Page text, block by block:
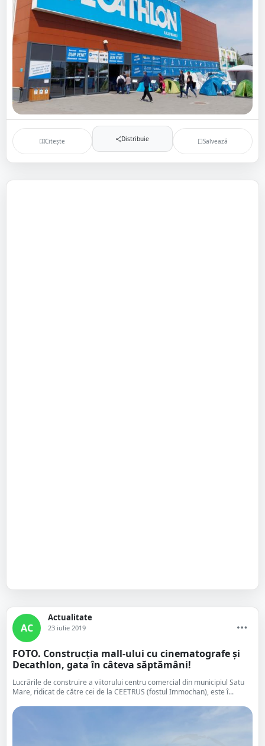
Citește Distribuie Salvează
AC
Actualitate
23 iulie 2019
FOTO. Construcția mall-ului cu cinematografe și
Decathlon, gata în câteva săptămâni!
Lucrările de construire a viitorului centru comercial din municipiul Satu
Mare, ridicat de către cei de la CEETRUS (fostul Immochan), este î...